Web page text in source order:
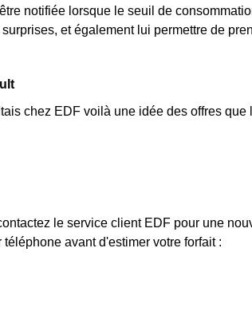
notifiée lorsque le seuil de
et également lui permettre de
chez EDF voilà une idée des offres que
le service client EDF pour une
avant d'estimer votre forfait :